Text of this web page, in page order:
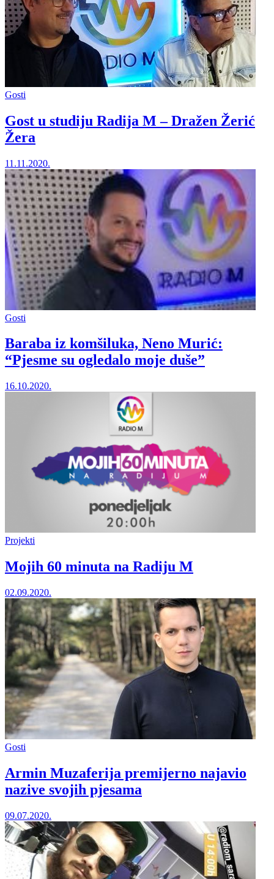
Gosti
Gost u studiju Radija M – Dražen Žerić
Žera
11.11.2020.
Gosti
Baraba iz komšiluka, Neno Murić:
“Pjesme su ogledalo moje duše”
16.10.2020.
Projekti
Mojih 60 minuta na Radiju M
02.09.2020.
Gosti
Armin Muzaferija premijerno najavio
nazive svojih pjesama
09.07.2020.